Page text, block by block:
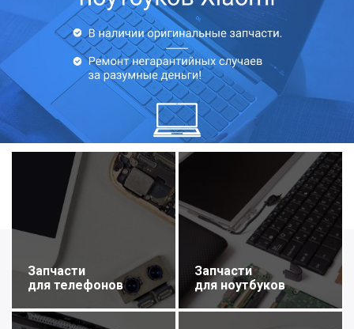
Запчасти
для телефонов
Запчасти
для ноутбуков